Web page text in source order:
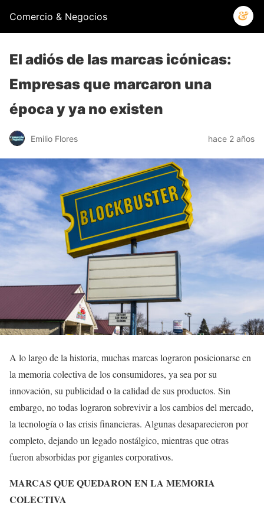
Comercio & Negocios
El adiós de las marcas icónicas:
Empresas que marcaron una
época y ya no existen
Emilio Flores hace 2 años
A lo largo de la historia, muchas marcas lograron posicionarse en
la memoria colectiva de los consumidores, ya sea por su
innovación, su publicidad o la calidad de sus productos. Sin
embargo, no todas lograron sobrevivir a los cambios del mercado,
la tecnología o las crisis financieras. Algunas desaparecieron por
completo, dejando un legado nostálgico, mientras que otras
fueron absorbidas por gigantes corporativos.
MARCAS QUE QUEDARON EN LA MEMORIA
COLECTIVA